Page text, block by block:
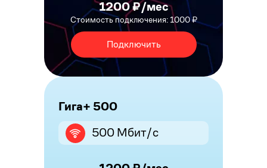
1200 ₽/мес
Стоимость подключения: 1000 ₽
Подключить
Гига+ 500
500 Мбит/с